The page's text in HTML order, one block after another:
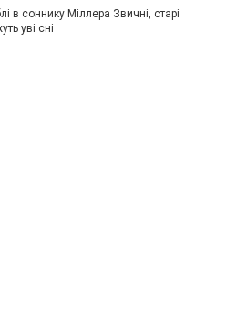
в соннику Міллера Звичні, старі
уві сні